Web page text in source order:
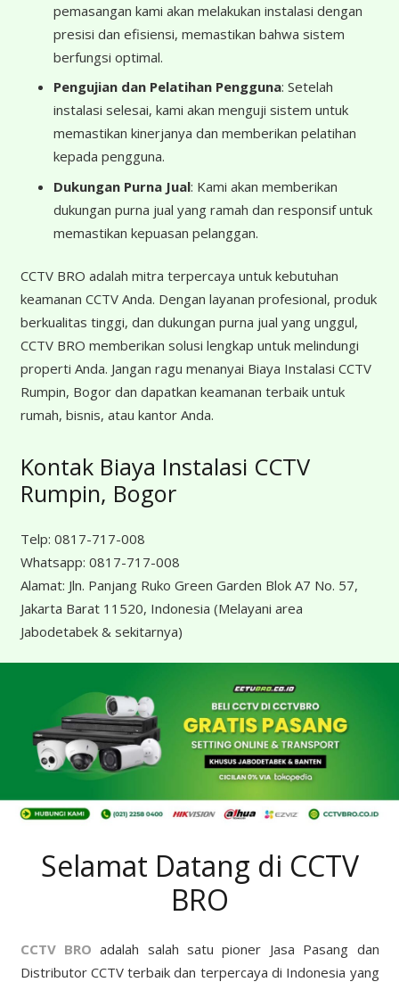
pemasangan kami akan melakukan instalasi dengan
presisi dan efisiensi, memastikan bahwa sistem
berfungsi optimal.
Pengujian dan Pelatihan Pengguna: Setelah
instalasi selesai, kami akan menguji sistem untuk
memastikan kinerjanya dan memberikan pelatihan
kepada pengguna.
Dukungan Purna Jual: Kami akan memberikan
dukungan purna jual yang ramah dan responsif untuk
memastikan kepuasan pelanggan.
CCTV BRO adalah mitra terpercaya untuk kebutuhan
keamanan CCTV Anda. Dengan layanan profesional, produk
berkualitas tinggi, dan dukungan purna jual yang unggul,
CCTV BRO memberikan solusi lengkap untuk melindungi
properti Anda. Jangan ragu menanyai Biaya Instalasi CCTV
Rumpin, Bogor dan dapatkan keamanan terbaik untuk
rumah, bisnis, atau kantor Anda.
Kontak Biaya Instalasi CCTV
Rumpin, Bogor
Telp: 0817-717-008
Whatsapp: 0817-717-008
Alamat: Jln. Panjang Ruko Green Garden Blok A7 No. 57,
Jakarta Barat 11520, Indonesia (Melayani area
Jabodetabek & sekitarnya)
Selamat Datang di CCTV
BRO
CCTV BRO adalah salah satu pioner Jasa Pasang dan
Distributor CCTV terbaik dan terpercaya di Indonesia yang